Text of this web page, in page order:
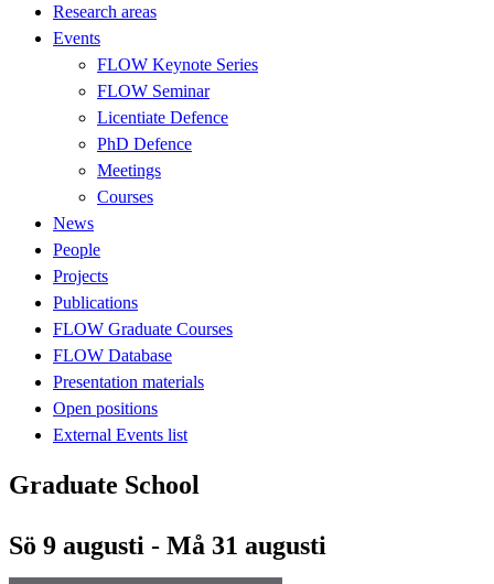
Research areas
Events
FLOW Keynote Series
FLOW Seminar
Licentiate Defence
PhD Defence
Meetings
Courses
News
People
Projects
Publications
FLOW Graduate Courses
FLOW Database
Presentation materials
Open positions
External Events list
Graduate School
Sö 9 augusti - Må 31 augusti